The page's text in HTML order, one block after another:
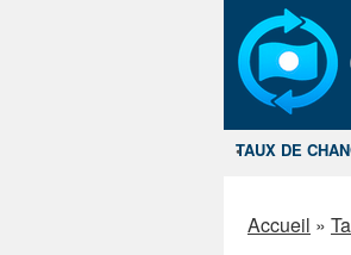
TAUX DE
Accueil »